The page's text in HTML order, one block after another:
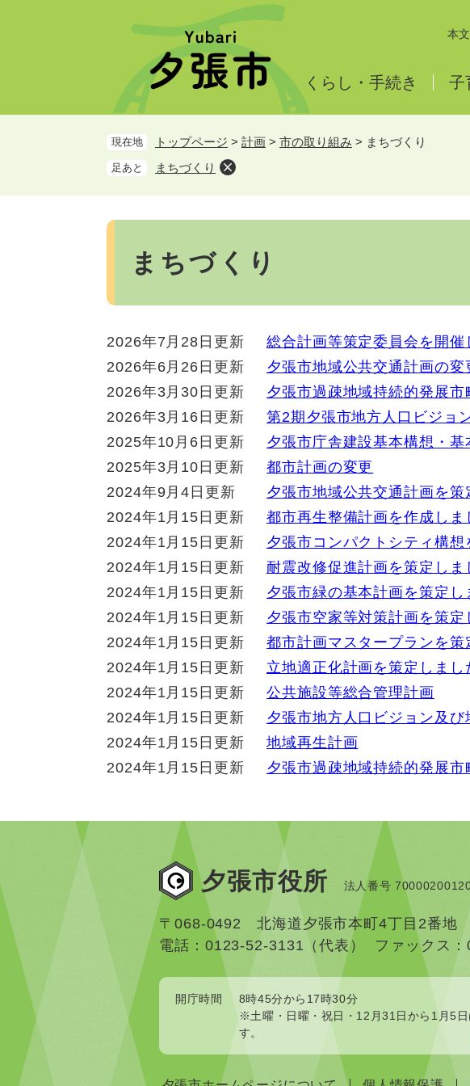
本
くらし・ 手続き 子
現在地 トップページ > 計画 > 市の取り組み > まちづくり
足あと まちづくり
本
まちづくり
2026年7月28日更新
総合計画等策定委員会を開催
2026年6月26日更新
夕張市地域公共交通計画の変
2026年3月30日更新
夕張市過疎地域持続的発展
2026年3月16日更新
第2期夕張市地方人口ビジョ
2025年10月6日更新
夕張市庁舎建設基本構想・
2025年3月10日更新
都市計画の変更
2024年9月4日更新
夕張市地域公共交通計画を策
2024年1月15日更新
都市再生整備計画を作成しま
2024年1月15日更新
夕張市コンパクトシティ構想
2024年1月15日更新
耐震改修促進計画を策定しま
2024年1月15日更新
夕張市緑の基本計画を策定し
2024年1月15日更新
夕張市空家等対策計画を策定
2024年1月15日更新
都市計画マスタープランを策
2024年1月15日更新
立地適正化計画を策定しまし
2024年1月15日更新
公共施設等総合管理計画
2024年1月15日更新
夕張市地方人口ビジョン及び
2024年1月15日更新
地域再生計画
2024年1月15日更新
夕張市過疎地域持続的発展市
夕張市役所 法人番号
〒068-0492 北海道夕張市本町4丁目2番地
電話：0123-52-3131（代表）
ファックス
開庁時間
8時45分から17時30分
※土曜・日曜・祝日・12月31日から1月5
す。